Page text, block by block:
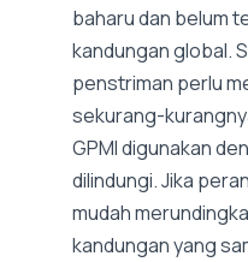
baharu dan belum
kandungan global.
penstriman perlu
sekurang-
GPMI digunakan
dilindungi. Jika
mudah
kandungan yang